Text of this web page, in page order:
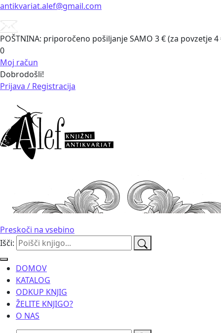
antikvariat.alef@gmail.com
POŠTNINA: priporočeno pošiljanje SAMO 3 € (za povzetje
0
Moj račun
Dobrodošli!
Prijava / Registracija
Preskoči na vsebino
Išči:
DOMOV
KATALOG
ODKUP KNJIG
ŽELITE KNJIGO?
O NAS